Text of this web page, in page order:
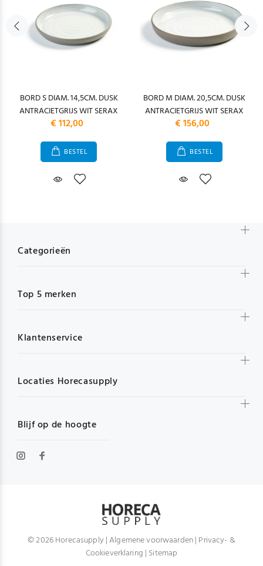
BORD S DIAM. 14,5CM. DUSK
ANTRACIETGRIJS WIT SERAX
€ 112,00
BESTEL
BORD M DIAM. 20,5CM. DUSK
ANTRACIETGRIJS WIT SERAX
€ 156,00
BESTEL
Blijf op de hoogte
Categorieën
Top 5 merken
Klantenservice
Locaties Horecasupply
© 2026 Horecasupply |Algemene voorwaarden| Privacy- &
Cookieverklaring | Sitemap